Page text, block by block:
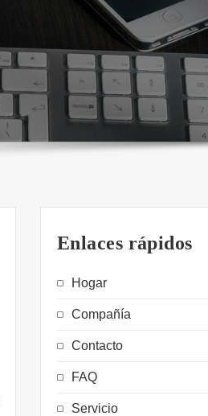
Enlaces rápidos
Hogar
Compañía
Contacto
FAQ
Servicio